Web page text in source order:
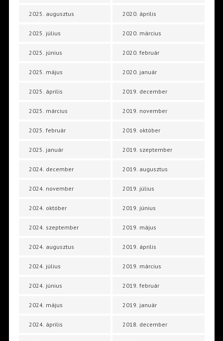
2025. augusztus
2025. július
2025. június
2025. május
2025. április
2025. március
2025. február
2025. január
2024. december
2024. november
2024. október
2024. szeptember
2024. augusztus
2024. július
2024. június
2024. május
2024. április
2020. április
2020. március
2020. február
2020. január
2019. december
2019. november
2019. október
2019. szeptember
2019. augusztus
2019. július
2019. június
2019. május
2019. április
2019. március
2019. február
2019. január
2018. december